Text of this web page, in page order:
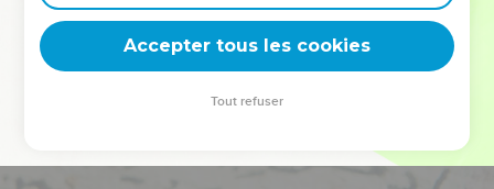
deviennent vos tremplins. Que vous guidiez un ministère, une
équipe, un groupe ou une famille, leur expérience est faite
Accepter tous les cookies
Tout refuser